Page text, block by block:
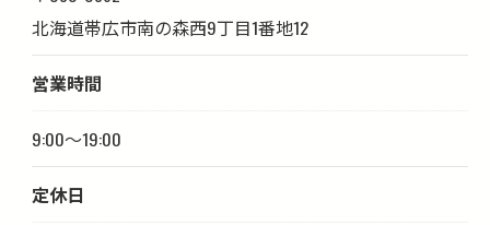
北海道帯広市南の森西9丁目1番地12
営業時間
9:00～19:00
定休日